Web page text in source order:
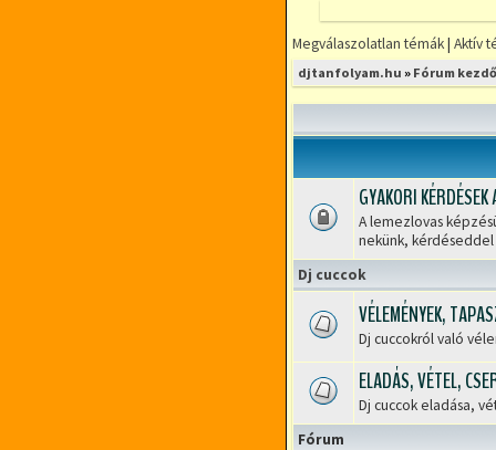
Megválaszolatlan témák| Aktív
djtanfolyam.hu » Fórum
Lezárt
fórum
GYAKORI
A lemezlovas
nekünk,
Dj cuccok
Nincs
olvasatlan
hozzászólás
VÉLEMÉNYEK,
Dj cuccokról való
Nincs
olvasatlan
ELADÁS, VÉTEL,
Dj cuccok eladása,
Fórum